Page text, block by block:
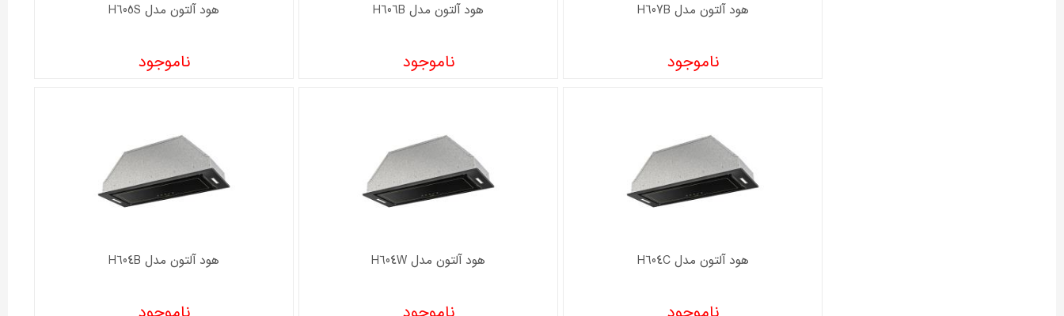
هود آلتون مدل H607B
ناموجود
هود آلتون مدل H606B
ناموجود
هود آلتون مدل H605S
ناموجود
هود آلتون مدل H604C هود آلتون مدل H604W هود آلتون مدل H604B